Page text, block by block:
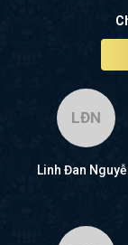
LĐN
Linh Đan